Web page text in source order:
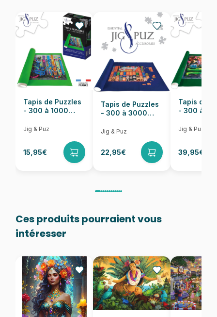
EAN 3663384703003
Nombre de pièces 1000 pièces
Dimensions 68 x 48 cm
Tapis de Puzzles
- 300 à 1000
Jig & Puz
15,95€
Tapis de Puzzles
- 300 à 3000
Jig & Puz
22,95€
Tapis de
- 300 à
Jig & Puz
39,95€
Ces produits pourraient vous
intéresser